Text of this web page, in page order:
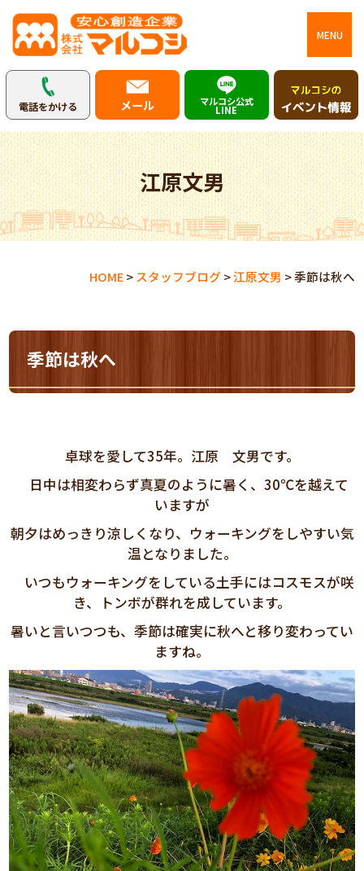
MENU
電話をかける メール マルコシ公式
LINE
江原文男
HOME> スタッフブログ >江原文男 >季節は秋へ
季節は秋へ
卓球を愛して35年。江原 文男です。
日中は相変わらず真夏のように暑く、30℃を越えて
いますが
朝夕はめっきり涼しくなり、ウォーキングをしやすい気
温となりました。
いつもウォーキングをしている土手にはコスモスが咲
き、トンボが群れを成しています。
暑いと言いつつも、季節は確実に秋へと移り変わってい
ますね。